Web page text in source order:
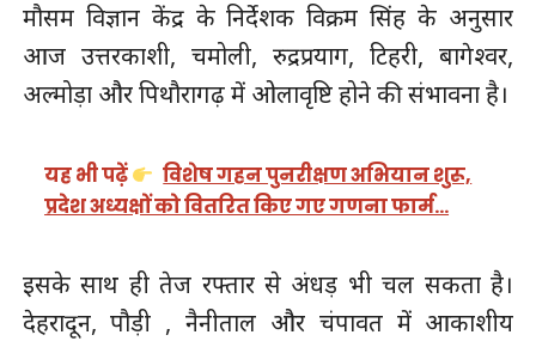
मौसम विज्ञान केंद्र के निर्देशक विक्रम सिंह के अनुसार
आज उत्तरकाशी, चमोली, रुद्रप्रयाग, टिहरी, बागेश्वर,
अल्मोड़ा और पिथौरागढ़ में ओलावृष्टि होने की संभावना है।
यह भी पढ़ें
विशेष गहन पुनरीक्षण अभियान शुरू,
प्रदेश अध्यक्षों को वितरित किए गए गणना फार्म…
इसके साथ ही तेज रफ्तार से अंधड़ भी चल सकता है।
देहरादून, पौड़ी , नैनीताल और चंपावत में आकाशीय